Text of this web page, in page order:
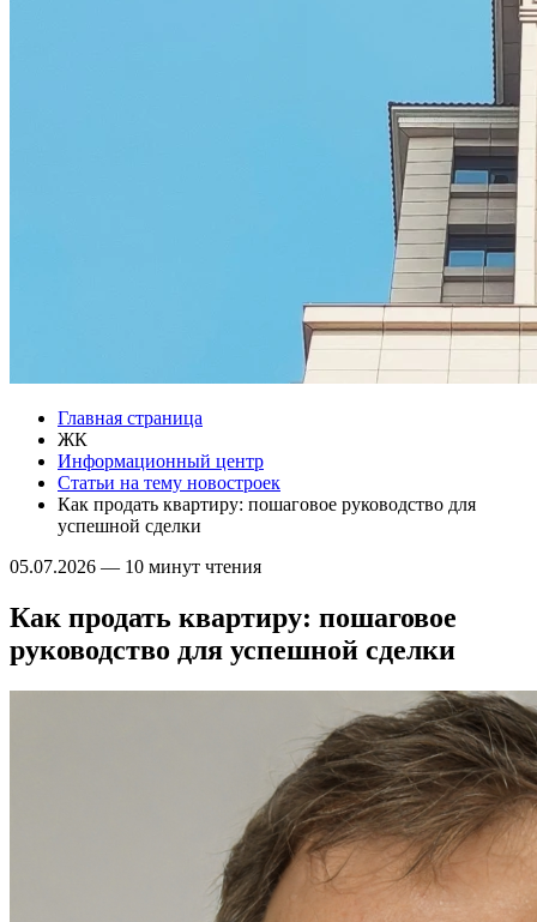
Главная страница
ЖК
Информационный центр
Статьи на тему новостроек
Как продать квартиру: пошаговое руководство для
успешной сделки
05.07.2026 — 10 минут чтения
Как продать квартиру: пошаговое
руководство для успешной сделки